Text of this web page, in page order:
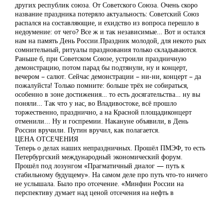
других республик союза. От Советского Союза. Очень скоро
название праздника потеряло актуальность: Советский Союз
распался на составляющие, и ехидство из вопроса перешло в
недоумение: от чего? Все ж и так независимые… Вот и остался
нам на память День России.Праздник молодой, для некото рых
сомнительный, ритуалы празднования только складываются.
Раньше б, при Советском Союзе, устроили праздничную
демонстрацию, потом парад бы подтянули, ну и концерт,
вечером – салют. Сейчас демонстрации – ни-ни, концерт – да
пожалуйста! Только помните: больше трёх не собираться,
особенно в зоне достижения… то есть досягательства… ну вы
поняли… Так что у нас, во Владивостоке, всё прошло
торжественно, празднично, а на Красной площадиконцерт
отменили... Ну и госпремии. Накануне объявили, в День
России вручили. Путин вручил, как полагается.
ЦЕНА ОТСЕЧЕНИЯ
Теперь о делах наших непраздничных. Прошёл ПМЭФ, то есть
Петербургский международный экономический форум.
Прошёл под лозунгом «Прагматичный диалог — путь к
стабильному будущему». На самом деле про путь что-то ничего
не услышала. Было про отсечение. «Минфин России на
перспективу думает над ценой отсечения на нефть в